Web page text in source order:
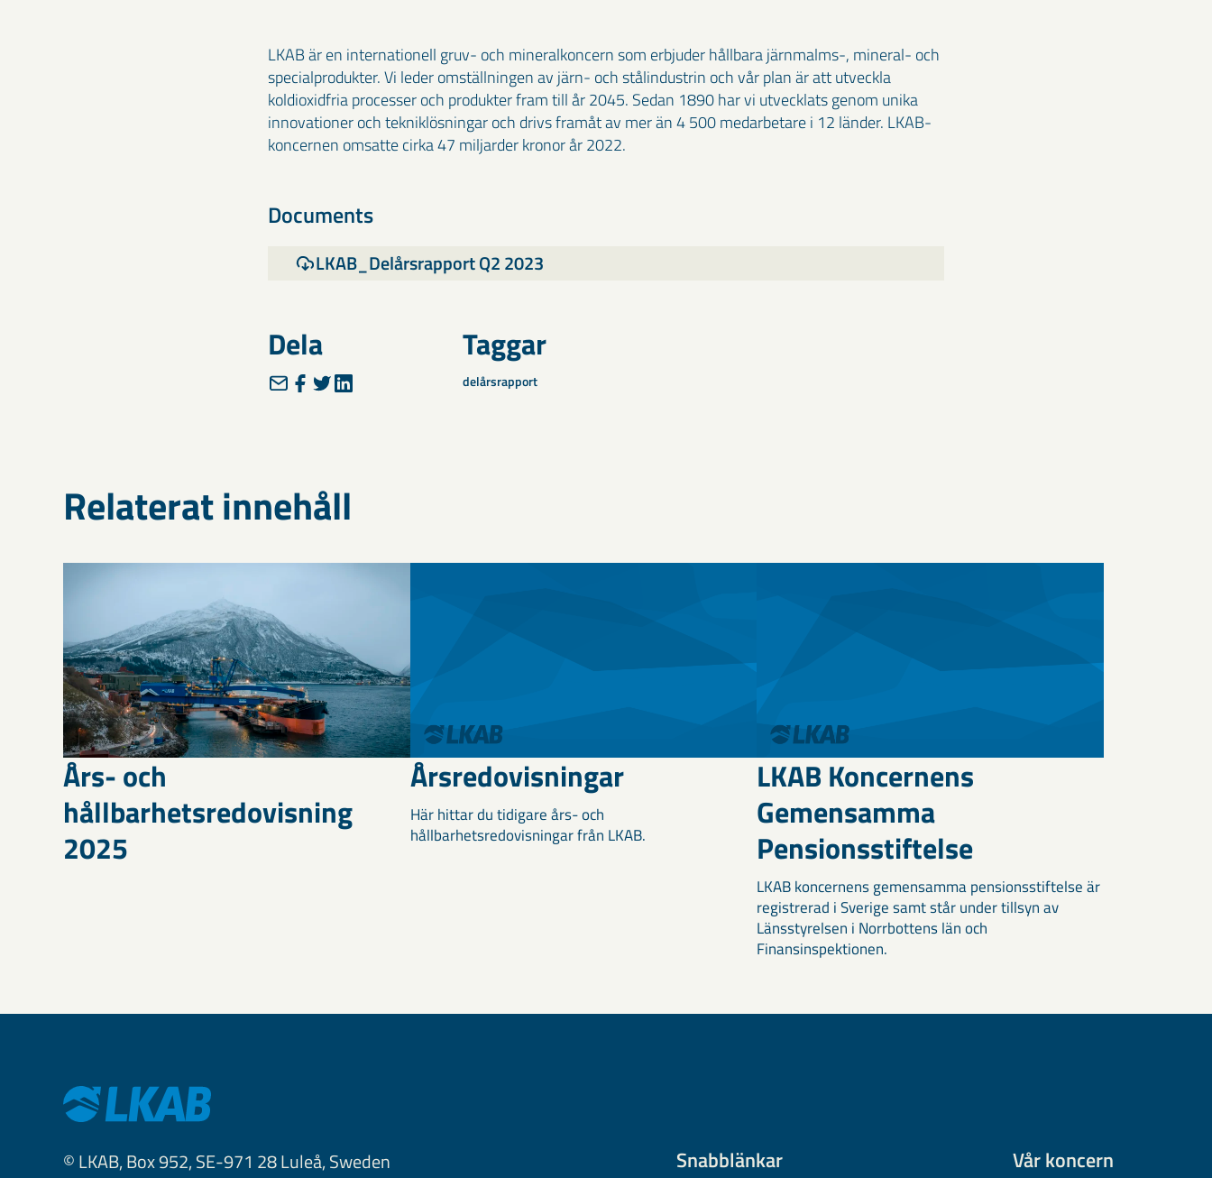
LKAB är en internationell gruv- och mineralkoncern som erbjuder hållbara järnmalms-, mineral- och
specialprodukter. Vi leder omställningen av järn- och stålindustrin och vår plan är att utveckla
koldioxidfria processer och produkter fram till år 2045. Sedan 1890 har vi utvecklats genom unika
innovationer och tekniklösningar och drivs framåt av mer än 4 500 medarbetare i 12 länder. LKAB-
koncernen omsatte cirka 47 miljarder kronor år 2022.
Documents
LKAB_Delårsrapport Q2 2023
Dela Taggar
delårsrapport
Relaterat innehåll
Års- och
hållbarhetsredovisning
2025
Årsredovisningar
Här hittar du tidigare års- och
hållbarhetsredovisningar från LKAB.
LKAB Koncernens
Gemensamma
Pensionsstiftelse
LKAB koncernens gemensamma pensionsstiftelse är
registrerad i Sverige samt står under tillsyn av
Länsstyrelsen i Norrbottens län och
Finansinspektionen.
© LKAB, Box 952, SE-971 28 Luleå, Sweden
Snabblänkar Vår koncern